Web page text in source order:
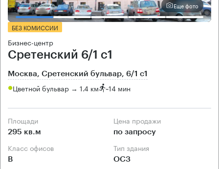
Еще фото
БЕЗ КОМИССИИ
Бизнес-центр
Сретенский 6/1 с1
Москва, Сретенский бульвар, 6/1 с1
Цветной бульвар → 1.4 км ~14 мин
Площади
295 кв.м
Цена продажи
по запросу
Класс офисов
B
Тип здания
ОСЗ